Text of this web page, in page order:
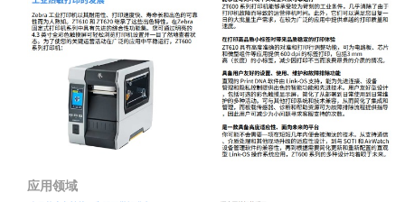
应用领域